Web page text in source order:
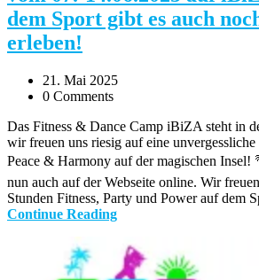
dem Sport gibt es auch
erleben!
21. Mai 2025
0 Comments
Das Fitness & Dance Camp iBiZA steht in
wir freuen uns riesig auf eine
Peace & Harmony auf der magischen
nun auch auf der Webseite online. Wir
Stunden Fitness, Party und Power auf dem
Continue Reading